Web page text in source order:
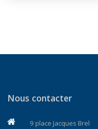
Nous contacter
9 place Jacques Brel